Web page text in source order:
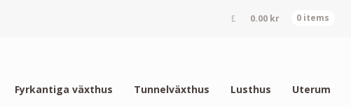
0.00 kr 0 items
Fyrkantiga växthus Tunnelväxthus Lusthus Uterum